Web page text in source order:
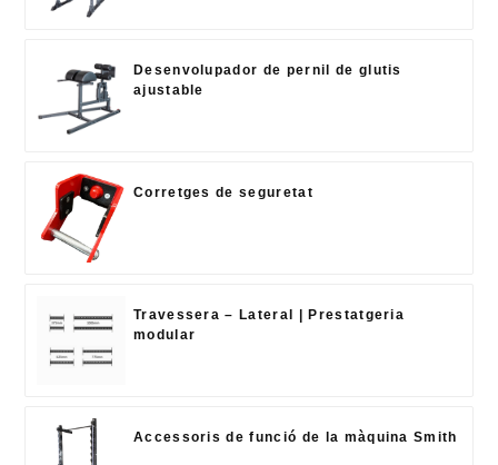
Desenvolupador de pernil de glutis
ajustable
Corretges de seguretat
Travessera – Lateral | Prestatgeria
modular
Accessoris de funció de la màquina Smith